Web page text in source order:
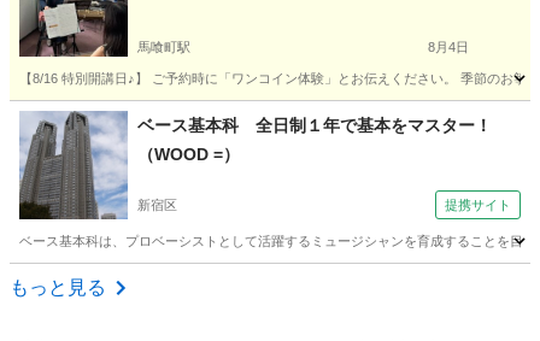
馬喰町駅 8月4日
【8/16 特別開講日♪】 ご予約時に「ワンコイン体験」とお伝えください。 季節のお
東京 中央区 馬喰町駅 三味線 箏曲
ベース基本科 全日制１年で基本をマスター！
（WOOD =）
新宿区 提携サイト
ベース基本科は、プロベーシストとして活躍するミュージシャンを育成することを目
東京 新宿区
もっと見る